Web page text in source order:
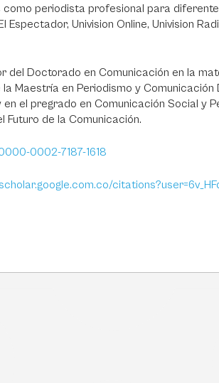
como periodista profesional para
Espectador, Univision Online, Univision
del Doctorado en Comunicación en la
Maestría en Periodismo y Comunicación
en el pregrado en Comunicación Social y
Futuro de la Comunicación.
0002-7187-1618